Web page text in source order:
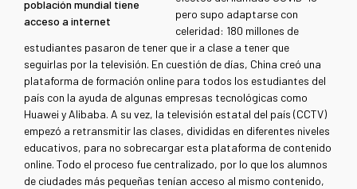
población mundial tiene
acceso a internet
pero supo adaptarse con
celeridad: 180 millones de
estudiantes pasaron de tener que ir a clase a tener que
seguirlas por la televisión. En cuestión de días, China creó una
plataforma de formación online para todos los estudiantes del
país con la ayuda de algunas empresas tecnológicas como
Huawei y Alibaba. A su vez, la televisión estatal del país (CCTV)
empezó a retransmitir las clases, divididas en diferentes niveles
educativos, para no sobrecargar esta plataforma de contenido
online. Todo el proceso fue centralizado, por lo que los alumnos
de ciudades más pequeñas tenían acceso al mismo contenido,